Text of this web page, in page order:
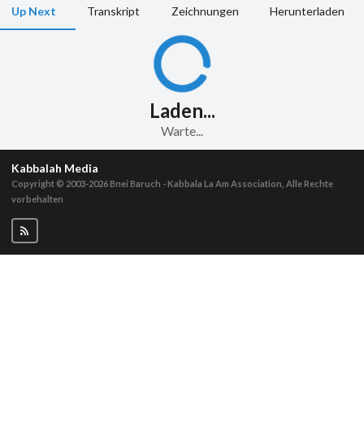
Up Next Transkript Zeichnungen Herunterladen
Laden...
Warte...
Kabbalah Media
Copyright © 2003-2026Bnei Baruch - Kabbala La Am Association, Alle Rechte
vorbehalten